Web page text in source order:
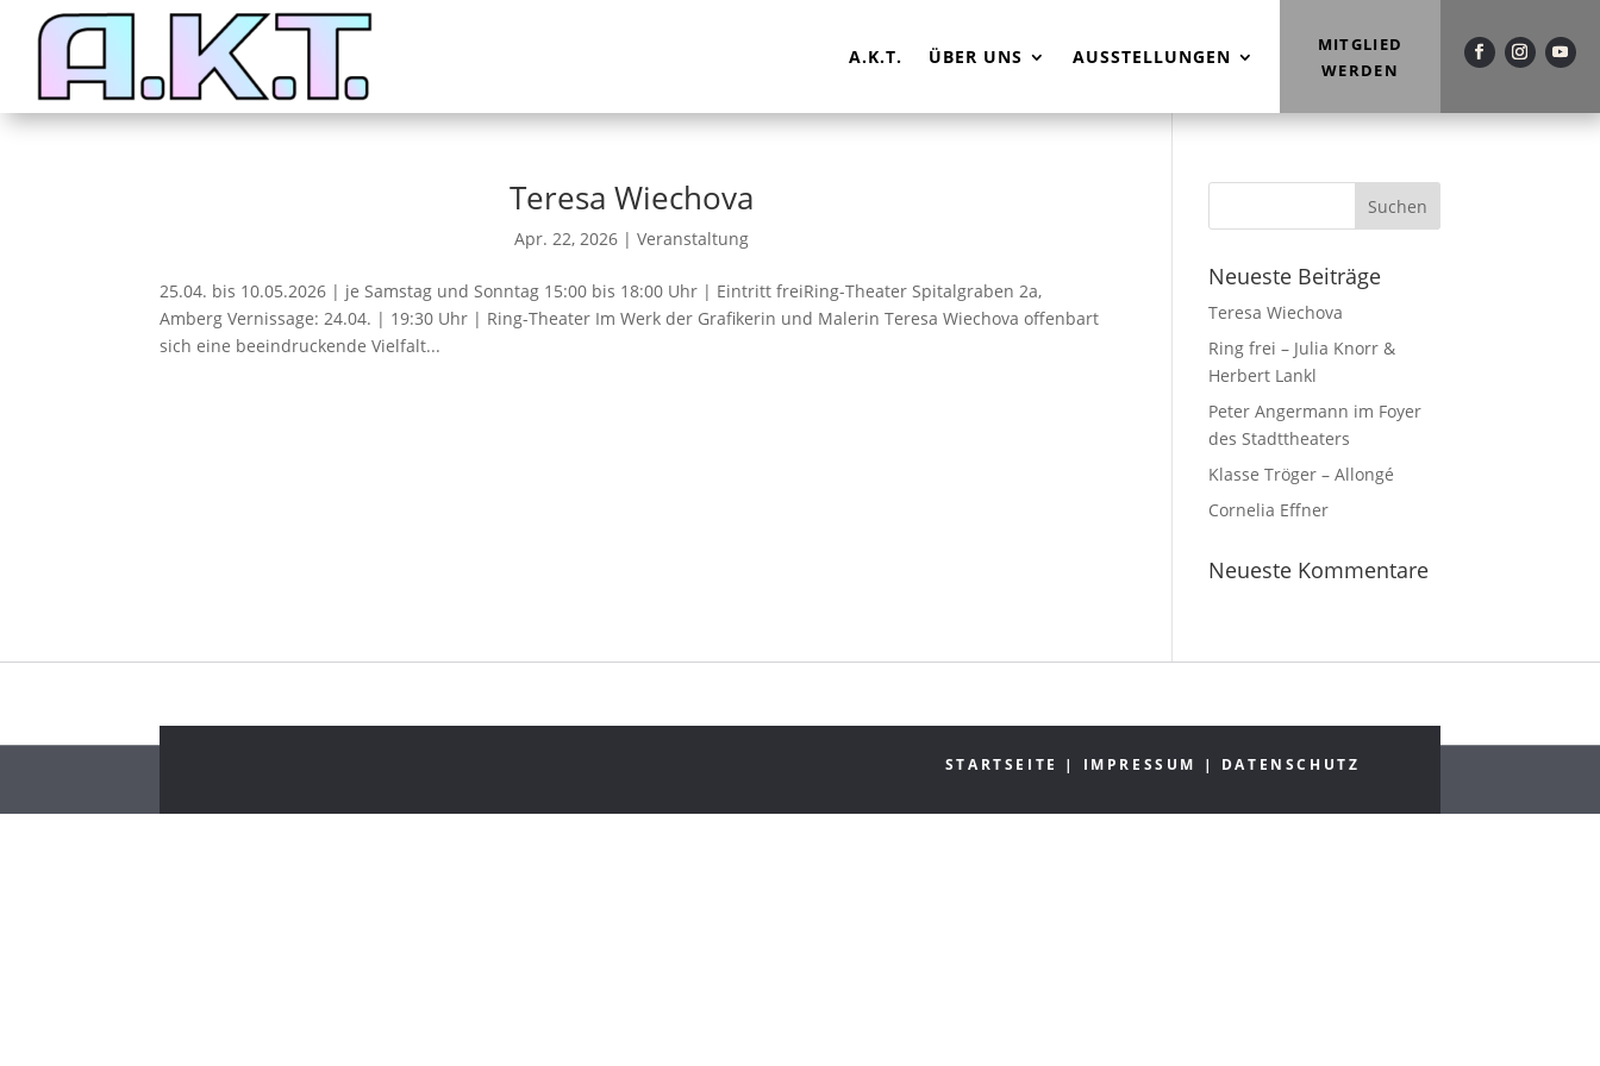
A.K.T. ÜBER UNS AUSSTELLUNGEN
MITGLIED
WERDEN
Teresa Wiechova
Apr. 22, 2026| Veranstaltung
25.04. bis 10.05.2026 | je Samstag und Sonntag 15:00 bis 18:00 Uhr | Eintritt freiRing-Theater Spitalgraben 2a,
Amberg Vernissage: 24.04. | 19:30 Uhr | Ring-Theater Im Werk der Grafikerin und Malerin Teresa Wiechova offenbart
sich eine beeindruckende Vielfalt...
Neueste Beiträge
Teresa Wiechova
Ring frei – Julia Knorr &
Herbert Lankl
Peter Angermann im Foyer
des Stadttheaters
Klasse Tröger – Allongé
Cornelia Effner
Neueste Kommentare
STARTSEITE | IMPRESSUM | DATENSCHUTZ